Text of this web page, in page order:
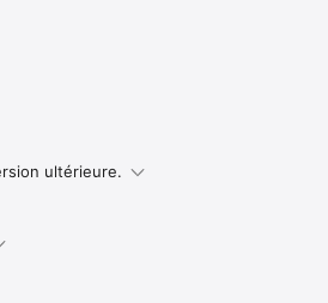
ultérieure.